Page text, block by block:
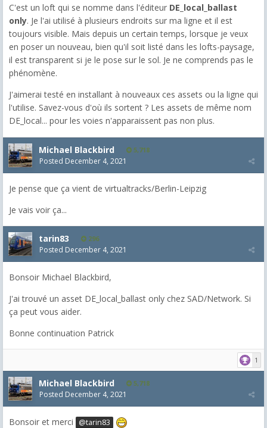
C'est un loft qui se nomme dans l'éditeur DE_local_ballast
only. Je l'ai utilisé à plusieurs endroits sur ma ligne et il est
toujours visible. Mais depuis un certain temps, lorsque je veux
en poser un nouveau, bien qu'il soit listé dans les lofts-paysage,
il est transparent si je le pose sur le sol. Je ne comprends pas le
phénomène.
J'aimerai testé en installant à nouveaux ces assets ou la ligne qui
l'utilise. Savez-vous d'où ils sortent ? Les assets de même nom
DE_local... pour les voies n'apparaissent pas non plus.
Michael Blackbird 5,718
Posted December 4, 2021
Je pense que ça vient de virtualtracks/Berlin-Leipzig
Je vais voir ça...
tarin83 296
Posted December 4, 2021
Bonsoir Michael Blackbird,
J'ai trouvé un asset DE_local_ballast only chez SAD/Network. Si
ça peut vous aider.
Bonne continuation Patrick
1
Michael Blackbird 5,718
Posted December 4, 2021
Bonsoir et merci @tarin83